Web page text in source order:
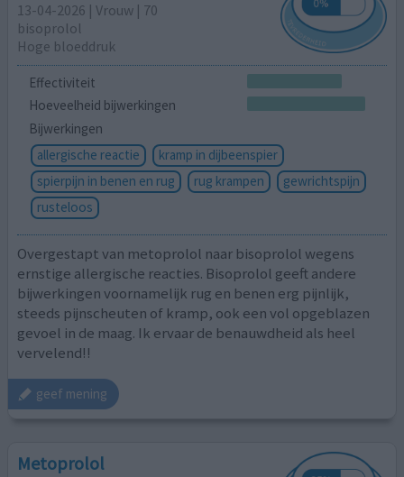
13-04-2026 | Vrouw | 70
bisoprolol
Hoge bloeddruk
Effectiviteit
Hoeveelheid bijwerkingen
Bijwerkingen
allergische reactie
kramp in dijbeenspier
spierpijn in benen en rug
rug krampen
gewrichtspijn
rusteloos
Overgestapt van metoprolol naar bisoprolol wegens
ernstige allergische reacties. Bisoprolol geeft andere
bijwerkingen voornamelijk rug en benen erg pijnlijk,
steeds pijnscheuten of kramp, ook een vol opgeblazen
gevoel in de maag. Ik ervaar de benauwdheid als heel
vervelend!!
geef mening
Metoprolol